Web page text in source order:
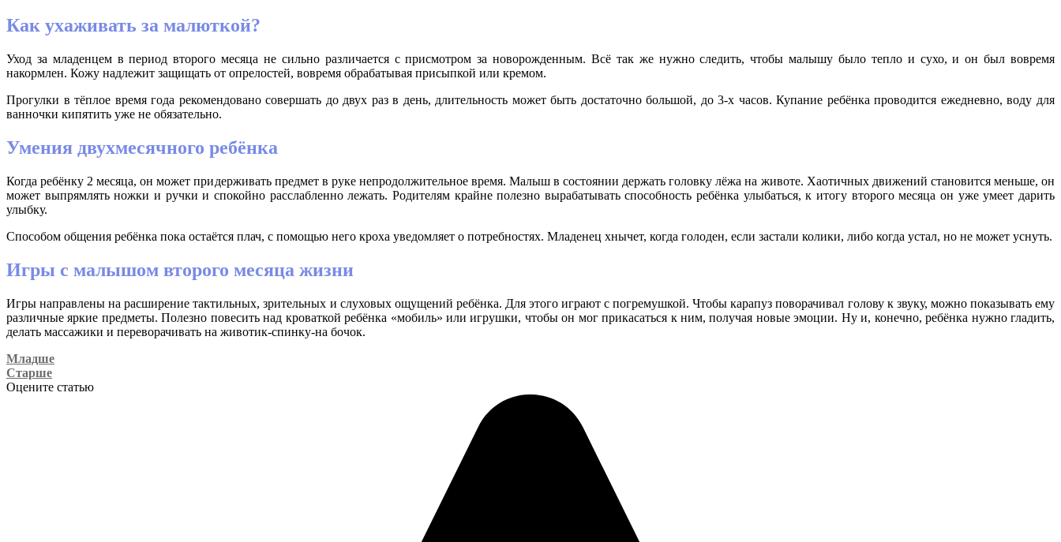
Как ухаживать за малюткой?
Уход за младенцем в период второго месяца не сильно различается с присмотром за новорожденным. Всё так же нужно следить, чтобы малышу было тепло и сухо, и он был вовремя
накормлен. Кожу надлежит защищать от опрелостей, вовремя обрабатывая присыпкой или кремом.
Прогулки в тёплое время года рекомендовано совершать до двух раз в день, длительность может быть достаточно большой, до 3-х часов. Купание ребёнка проводится ежедневно, воду для
ванночки кипятить уже не обязательно.
Умения двухмесячного ребёнка
Когда ребёнку 2 месяца, он может придерживать предмет в руке непродолжительное время. Малыш в состоянии держать головку лёжа на животе. Хаотичных движений становится меньше, он
может выпрямлять ножки и ручки и спокойно расслабленно лежать. Родителям крайне полезно вырабатывать способность ребёнка улыбаться, к итогу второго месяца он уже умеет дарить
улыбку.
Способом общения ребёнка пока остаётся плач, с помощью него кроха уведомляет о потребностях. Младенец хнычет, когда голоден, если застали колики, либо когда устал, но не может уснуть.
Игры с малышом второго месяца жизни
Игры направлены на расширение тактильных, зрительных и слуховых ощущений ребёнка. Для этого играют с погремушкой. Чтобы карапуз поворачивал голову к звуку, можно показывать ему
различные яркие предметы. Полезно повесить над кроваткой ребёнка «мобиль» или игрушки, чтобы он мог прикасаться к ним, получая новые эмоции. Ну и, конечно, ребёнка нужно гладить,
делать массажики и переворачивать на животик-спинку-на бочок.
Младше
Старше
Оцените статью